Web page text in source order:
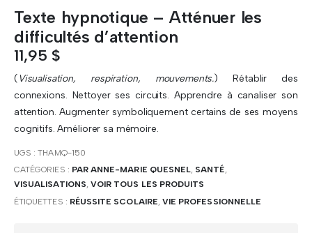
Texte hypnotique – Atténuer les
difficultés d’attention
11,95 $
( Visualisation, respiration, mouvements.) Rétablir des
connexions. Nettoyer ses circuits. Apprendre à canaliser son
attention. Augmenter symboliquement certains de ses moyens
cognitifs. Améliorer sa mémoire.
UGS :THAMQ-150
CATÉGORIES : PAR ANNE-MARIE QUESNEL, SANTÉ,
VISUALISATIONS, VOIR TOUS LES PRODUITS
ÉTIQUETTES : RÉUSSITE SCOLAIRE VIE PROFESSIONNELLE